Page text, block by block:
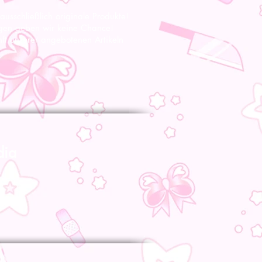
originale Produkte!
geben wir keine Chance!
unserer angebotenen Artikeln